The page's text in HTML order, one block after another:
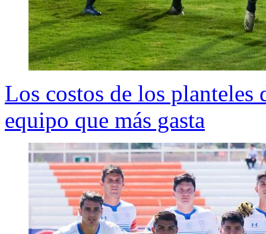
Los costos de los
equipo que más gasta